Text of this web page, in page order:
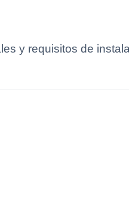
y requisitos de